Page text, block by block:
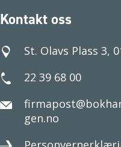
Kontakt oss
St. Olavs Plass 3,
22 39 68 00
gen.no